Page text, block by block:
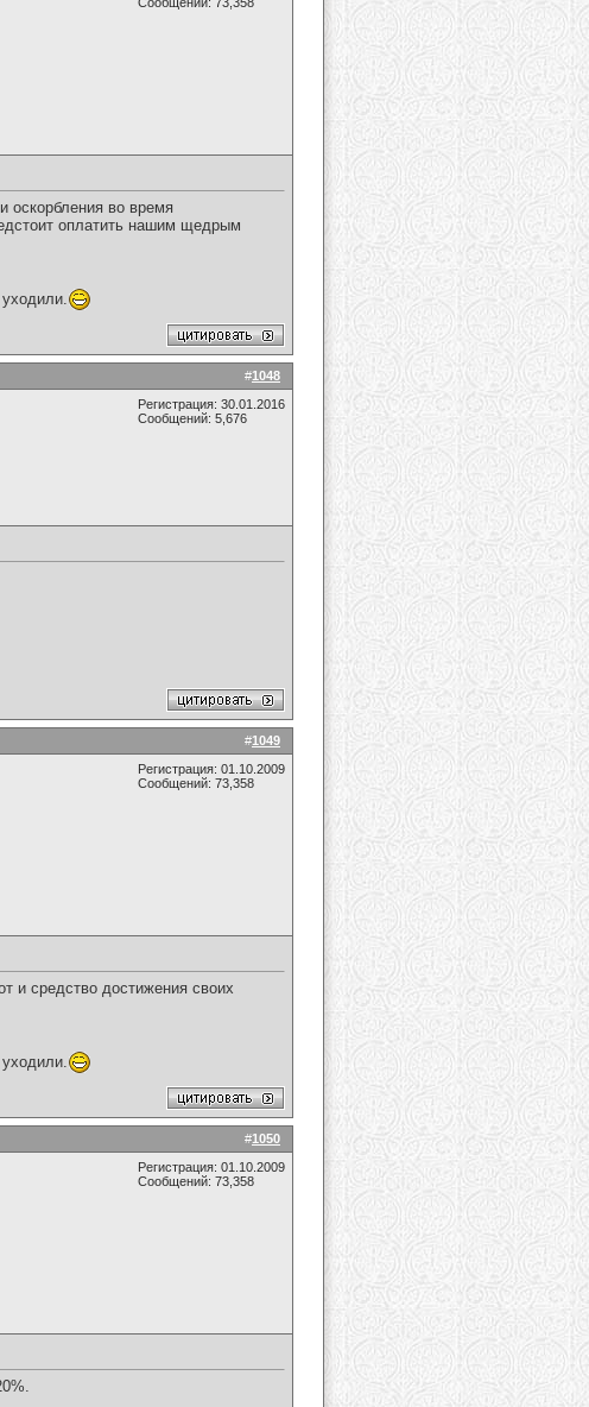
оскорбления во время
оплатить нашим щедрым
#1048
Регистрация: 30.01.2016
Сообщений: 5,676
#1049
Регистрация: 01.10.2009
Сообщений: 73,358
и средство достижения своих
#1050
Регистрация: 01.10.2009
Сообщений: 73,358